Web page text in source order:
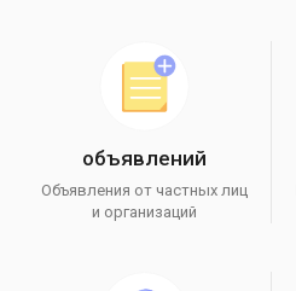
объявлений
Объявления от частных лиц
и организаций